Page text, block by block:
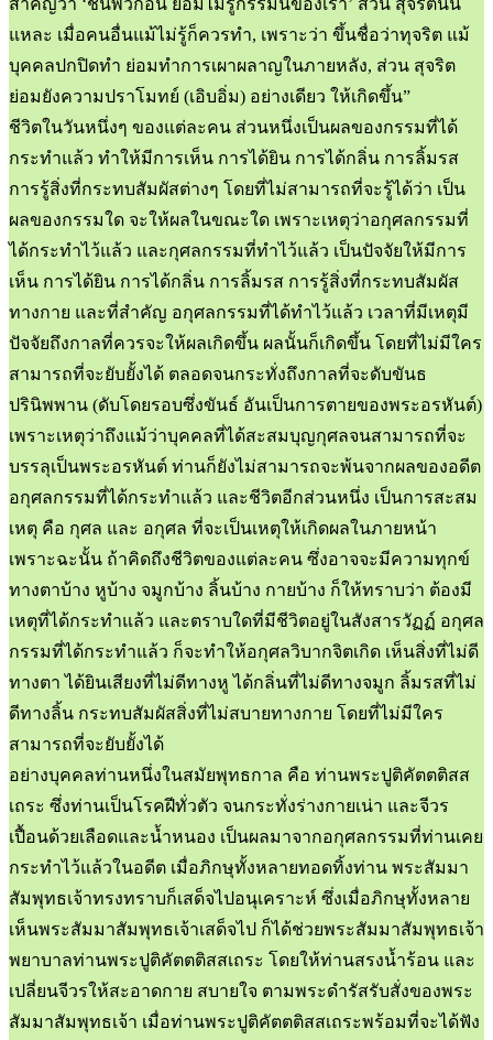
แหละ เมื่อคนอื่นแม้ไม่รู้ก็ควรทำ, เพราะว่า ขึ้นชื่อว่าทุจริต แม้
บุคคลปกปิดทำ ย่อมทำการเผาผลาญในภายหลัง, ส่วน สุจริต
ย่อมยังความปราโมทย์ (เอิบอิ่ม) อย่างเดียว ให้เกิดขึ้น”
ชีวิตในวันหนึ่งๆ ของแต่ละคน ส่วนหนึ่งเป็นผลของกรรมที่ได้
กระทำแล้ว ทำให้มีการเห็น การได้ยิน การได้กลิ่น การลิ้มรส
การรู้สิ่งที่กระทบสัมผัสต่างๆ โดยที่ไม่สามารถที่จะรู้ได้ว่า เป็น
ผลของกรรมใด จะให้ผลในขณะใด เพราะเหตุว่าอกุศลกรรมที่
ได้กระทำไว้แล้ว และกุศลกรรมที่ทำไว้แล้ว เป็นปัจจัยให้มีการ
เห็น การได้ยิน การได้กลิ่น การลิ้มรส การรู้สิ่งที่กระทบสัมผัส
ทางกาย และที่สำคัญ อกุศลกรรมที่ได้ทำไว้แล้ว เวลาที่มีเหตุมี
ปัจจัยถึงกาลที่ควรจะให้ผลเกิดขึ้น ผลนั้นก็เกิดขึ้น โดยที่ไม่มีใคร
สามารถที่จะยับยั้งได้ ตลอดจนกระทั่งถึงกาลที่จะดับขันธ
ปรินิพพาน (ดับโดยรอบซึ่งขันธ์ อันเป็นการตายของพระอรหันต์)
เพราะเหตุว่าถึงแม้ว่าบุคคลที่ได้สะสมบุญกุศลจนสามารถที่จะ
บรรลุเป็นพระอรหันต์ ท่านก็ยังไม่สามารถจะพ้นจากผลของอดีต
อกุศลกรรมที่ได้กระทำแล้ว และชีวิตอีกส่วนหนึ่ง เป็นการสะสม
เหตุ คือ กุศล และ อกุศล ที่จะเป็นเหตุให้เกิดผลในภายหน้า
เพราะฉะนั้น ถ้าคิดถึงชีวิตของแต่ละคน ซึ่งอาจจะมีความทุกข์
ทางตาบ้าง หูบ้าง จมูกบ้าง ลิ้นบ้าง กายบ้าง ก็ให้ทราบว่า ต้องมี
เหตุที่ได้กระทำแล้ว และตราบใดที่มีชีวิตอยู่ในสังสารวัฏฏ์ อกุศล
กรรมที่ได้กระทำแล้ว ก็จะทำให้อกุศลวิบากจิตเกิด เห็นสิ่งที่ไม่ดี
ทางตา ได้ยินเสียงที่ไม่ดีทางหู ได้กลิ่นที่ไม่ดีทางจมูก ลิ้มรสที่ไม่
ดีทางลิ้น กระทบสัมผัสสิ่งที่ไม่สบายทางกาย โดยที่ไม่มีใคร
สามารถที่จะยับยั้งได้
อย่างบุคคลท่านหนึ่งในสมัยพุทธกาล คือ ท่านพระปูติคัตตติสส
เถระ ซึ่งท่านเป็นโรคฝีทั่วตัว จนกระทั่งร่างกายเน่า และจีวร
เปื้อนด้วยเลือดและน้ำหนอง เป็นผลมาจากอกุศลกรรมที่ท่านเคย
กระทำไว้แล้วในอดีต เมื่อภิกษุทั้งหลายทอดทิ้งท่าน พระสัมมา
สัมพุทธเจ้าทรงทราบก็เสด็จไปอนุเคราะห์ ซึ่งเมื่อภิกษุทั้งหลาย
เห็นพระสัมมาสัมพุทธเจ้าเสด็จไป ก็ได้ช่วยพระสัมมาสัมพุทธเจ้า
พยาบาลท่านพระปูติคัตตติสสเถระ โดยให้ท่านสรงน้ำร้อน และ
เปลี่ยนจีวรให้สะอาดกาย สบายใจ ตามพระดำรัสรับสั่งของพระ
สัมมาสัมพุทธเจ้า เมื่อท่านพระปูติคัตตติสสเถระพร้อมที่จะได้ฟัง